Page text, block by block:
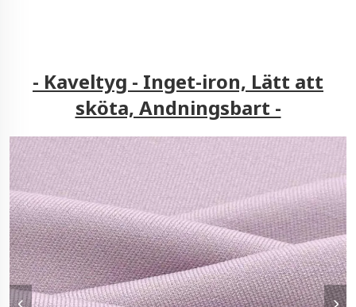
- Kaveltyg - Inget-iron, Lätt att
sköta, Andningsbart -